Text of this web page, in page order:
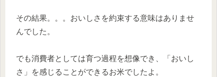
その結果。。。 おいしさを約束する意味はありませ
んでした 。
でも消費者としては育つ過程を想像でき、「おいし
さ」を感じることができるお米でしたよ。